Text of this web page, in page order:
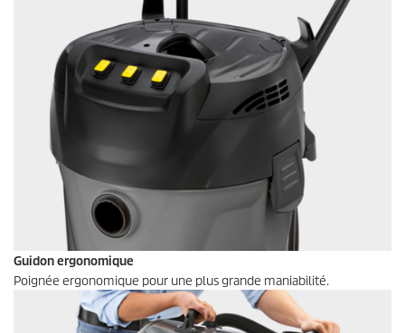
Guidon ergonomique
Poignée ergonomique pour une plus grande maniabilité.